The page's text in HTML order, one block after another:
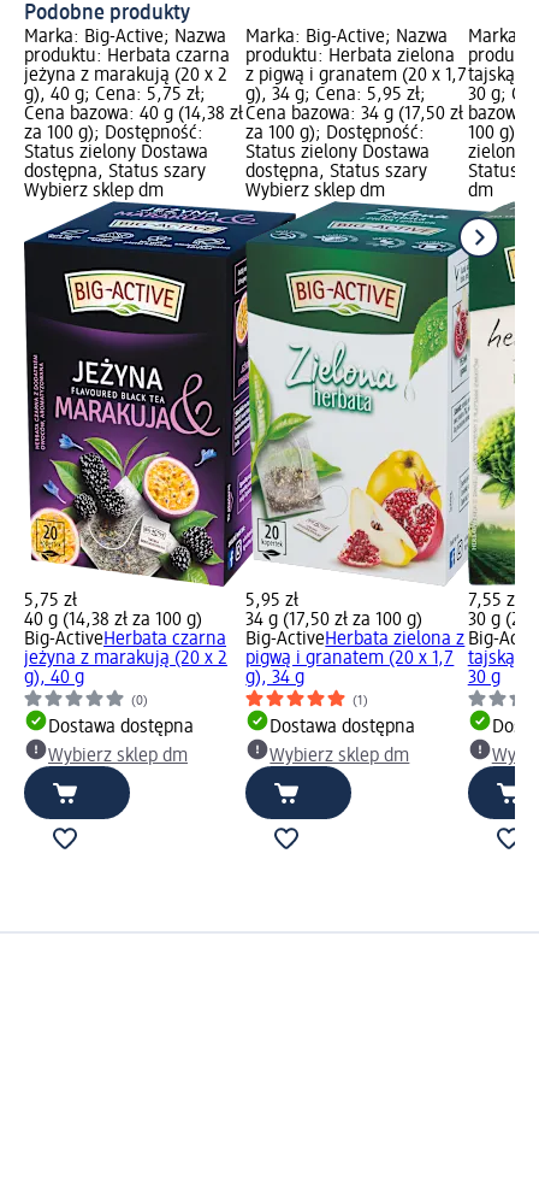
Podobne produkty
Marka: Big-Active; Nazwa
produktu: Herbata czarna
jeżyna z marakują (20 x 2
g), 40 g; Cena: 5,75 zł;
Cena bazowa: 40 g (14,38 zł
za 100 g); Dostępność:
Status zielony Dostawa
dostępna, Status szary
Wybierz sklep dm
5,75 zł
40 g (14,38 zł za 100 g)
Big-ActiveHerbata czarna
jeżyna z marakują (20 x 2
g), 40 g
(0)
Dostawa dostępna
Wybierz sklep dm
Marka: Big-Active; Nazwa
produktu: Herbata zielona
z pigwą i granatem (20 x 1,7
g), 34 g; Cena: 5,95 zł;
Cena bazowa: 34 g (17,50 zł
za 100 g); Dostępność:
Status zielony Dostawa
dostępna, Status szary
Wybierz sklep dm
5,95 zł
34 g (17,50 zł za 100 g)
Big-ActiveHerbata zielona z
pigwą i granatem (20 x 1,7
g), 34 g
(1)
Dostawa dostępna
Wybierz sklep dm
Marka:
tajską
30 g;
bazowa:
100 g);
zielony
Status
dm
7,55 zł
30 g
Big-
tajską
30 g